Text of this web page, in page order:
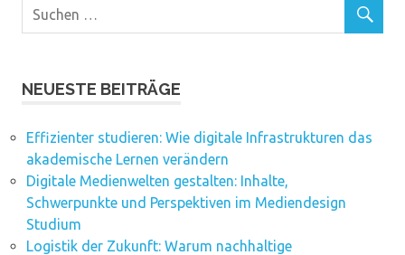
NEUESTE BEITRÄGE
Effizienter studieren: Wie digitale Infrastrukturen das
akademische Lernen verändern
Digitale Medienwelten gestalten: Inhalte,
Schwerpunkte und Perspektiven im Mediendesign
Studium
Logistik der Zukunft: Warum nachhaltige